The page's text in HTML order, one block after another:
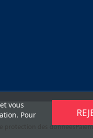
vous
Pour
protection des données